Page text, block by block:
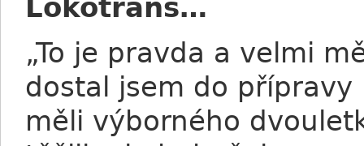
Lokotrans…
„To je pravda a velmi
dostal jsem do
měli výborného